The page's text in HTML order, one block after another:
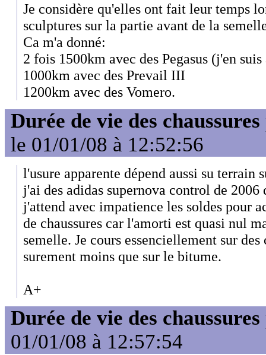
Je considère qu'elles ont fait leur temps
sculptures sur la partie avant de la
Ca m'a donné:
2 fois 1500km avec des Pegasus (j'en
1000km avec des Prevail III
1200km avec des Vomero.
Durée de vie des chaussures
le 01/01/08 à 12:52:56
l'usure apparente dépend aussi su terrain
j'ai des adidas supernova control de
j'attend avec impatience les soldes pour
de chaussures car l'amorti est quasi nul
semelle. Je cours essenciellement sur
surement moins que sur le bitume.
A+
Durée de vie des chaussures
01/01/08 à 12:57:54